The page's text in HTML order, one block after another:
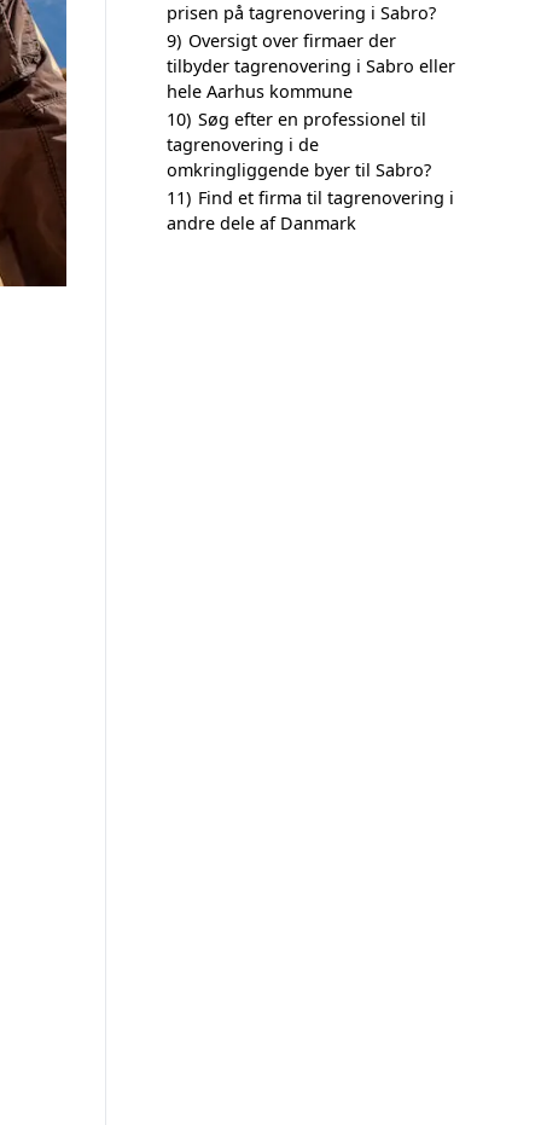
prisen på tagrenovering i Sabro?
9) Oversigt over firmaer der
tilbyder tagrenovering i Sabro eller
hele Aarhus kommune
10) Søg efter en professionel til
tagrenovering i de
omkringliggende byer til Sabro?
11) Find et firma til tagrenovering i
andre dele af Danmark